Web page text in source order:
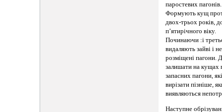
паростевих пагонів.
Формують кущ
двох-трьох років,
п’ятирічного віку.
Починаючи :і
видаляють зайві і
розміщені пагони.
залишати на
запасних пагони,
вирізати пізніше,
виявляються
Наступне